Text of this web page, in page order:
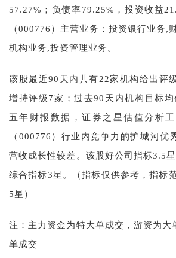
57.27%；负债率79.25%，投资收益
（000776）主营业务：投资银行业务,
机构业务,投资管理业务。
该股最近90天内共有22家机构给出评
增持评级7家；过去90天内机构目标
五年财报数据，证券之星估值分析
（000776）行业内竞争力的护城河优
营收成长性较差。该股好公司指标3.5
综合指标3星。（指标仅供参考，指标
5星）
注：主力资金为特大单成交，游资为大
单成交